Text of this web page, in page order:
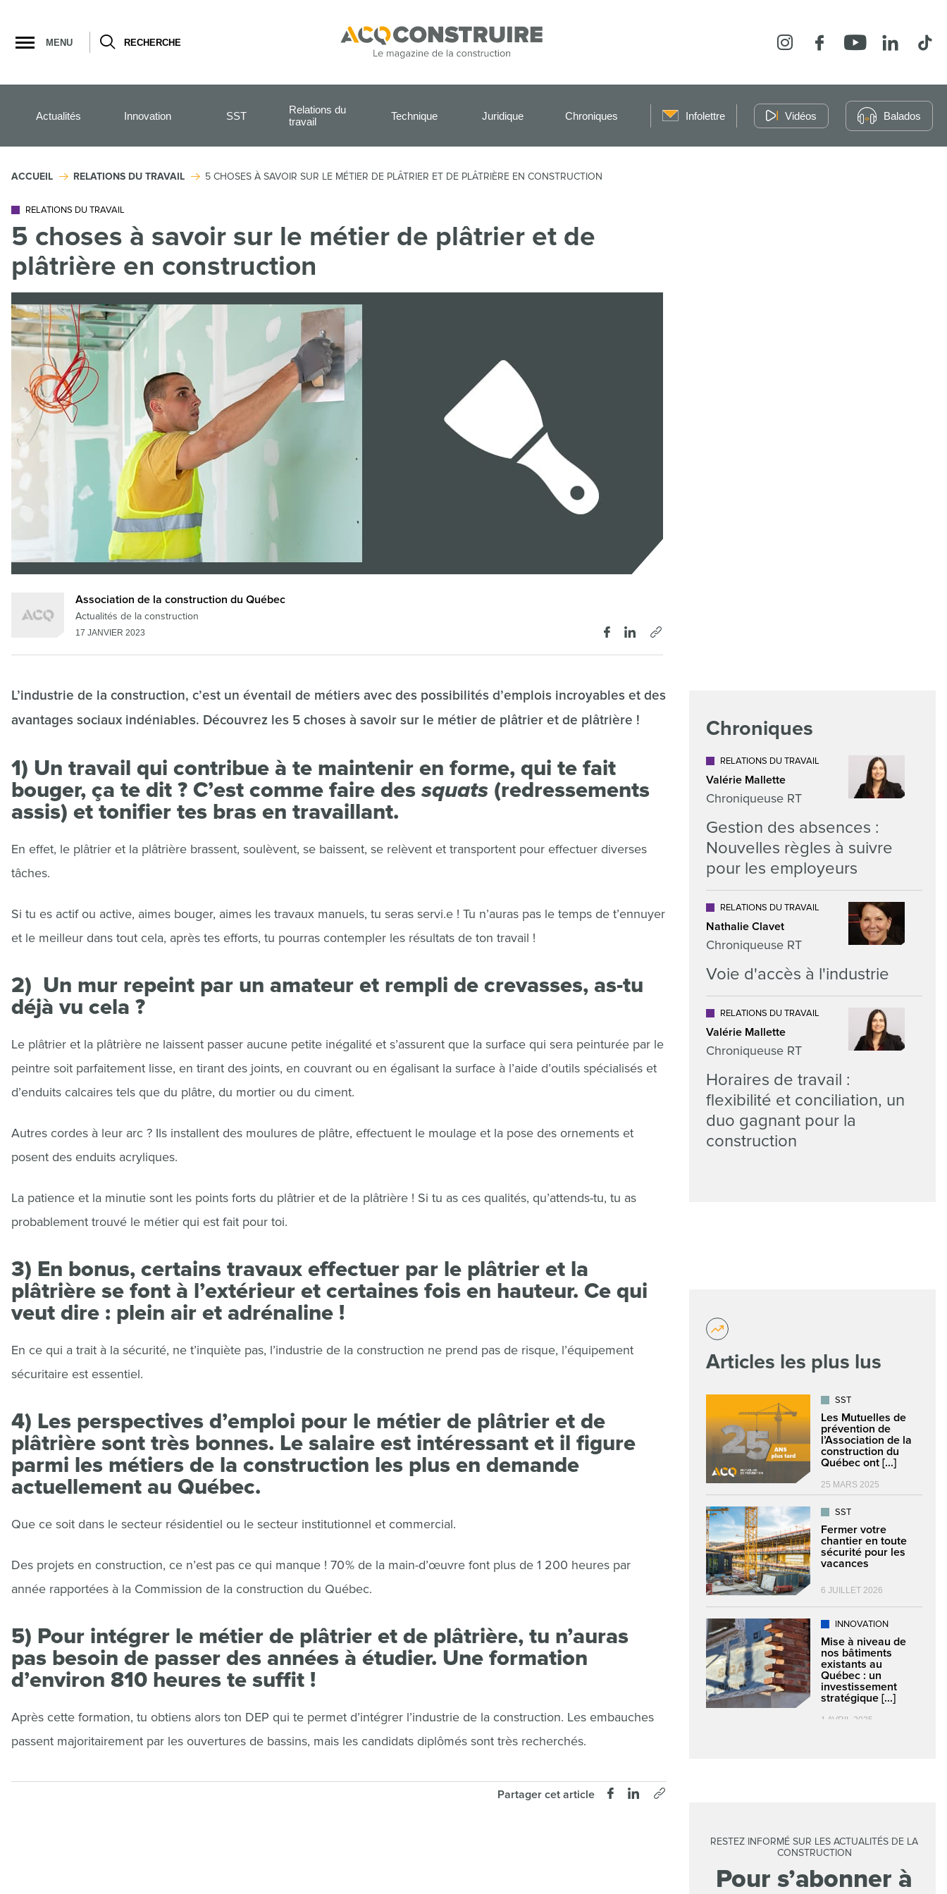
la
navigation
MENU RECHERCHE InstagramFacebookYouTubeLinkedIn
Actualités Innovation SST
Relations du
travail
Technique Juridique Chroniques Infolettre Vidéos Balados
ACCUEIL RELATIONS DU TRAVAIL 5 CHOSES À SAVOIR SUR LE MÉTIER DE PLÂTRIER ET DE PLÂTRIÈRE EN CONSTRUCTION
RELATIONS DU TRAVAIL
5 choses à savoir sur le métier de plâtrier et de
plâtrière en construction
Association de la construction du Québec
Actualités de la construction
17 JANVIER 2023
L’industrie de la construction, c’est un éventail de métiers avec des possibilités d’emplois incroyables et des
avantages sociaux indéniables. Découvrez les 5 choses à savoir sur le métier de plâtrier et de plâtrière !
1) Un travail qui contribue à te maintenir en forme, qui te fait
bouger, ça te dit ? C’est comme faire dessquats (redressements
assis) et tonifier tes bras en travaillant.
En effet, le plâtrier et la plâtrière brassent, soulèvent, se baissent, se relèvent et transportent pour effectuer diverses
tâches.
Si tu es actif ou active, aimes bouger, aimes les travaux manuels, tu seras servi.e ! Tu n’auras pas le temps de t’ennuyer
et le meilleur dans tout cela, après tes efforts, tu pourras contempler les résultats de ton travail !
2) Un mur repeint par un amateur et rempli de crevasses, as-tu
déjà vu cela ?
Le plâtrier et la plâtrière ne laissent passer aucune petite inégalité et s’assurent que la surface qui sera peinturée par le
peintre soit parfaitement lisse, en tirant des joints, en couvrant ou en égalisant la surface à l’aide d’outils spécialisés et
d’enduits calcaires tels que du plâtre, du mortier ou du ciment.
Autres cordes à leur arc ? Ils installent des moulures de plâtre, effectuent le moulage et la pose des ornements et
posent des enduits acryliques.
La patience et la minutie sont les points forts du plâtrier et de la plâtrière ! Si tu as ces qualités, qu’attends-tu, tu as
probablement trouvé le métier qui est fait pour toi.
3) En bonus, certains travaux effectuer par le plâtrier et la
plâtrière se font à l’extérieur et certaines fois en hauteur. Ce qui
veut dire : plein air et adrénaline !
En ce qui a trait à la sécurité, ne t’inquiète pas, l’industrie de la construction ne prend pas de risque, l’équipement
sécuritaire est essentiel.
4) Les perspectives d’emploi pour le métier de plâtrier et de
plâtrière sont très bonnes. Le salaire est intéressant et il figure
parmi les métiers de la construction les plus en demande
actuellement au Québec.
Que ce soit dans le secteur résidentiel ou le secteur institutionnel et commercial.
Des projets en construction, ce n’est pas ce qui manque ! 70 % de la main-d’œuvre font plus de 1 200 heures par
année rapportées à la Commission de la construction du Québec.
5) Pour intégrer le métier de plâtrier et de plâtrière, tu n’auras
pas besoin de passer des années à étudier. Une formation
d’environ 810 heures te suffit !
Après cette formation, tu obtiens alors ton DEP qui te permet d’intégrer l’industrie de la construction. Les embauches
passent majoritairement par les ouvertures de bassins, mais les candidats diplômés sont très recherchés.
Partager cet article
Chroniques
RELATIONS DU TRAVAIL
Valérie Mallette
Chroniqueuse RT
Gestion des absences :
Nouvelles règles à suivre
pour les employeurs
RELATIONS DU TRAVAIL
Nathalie Clavet
Chroniqueuse RT
Voie d'accès à l'industrie
RELATIONS DU TRAVAIL
Valérie Mallette
Chroniqueuse RT
Horaires de travail :
flexibilité et conciliation, un
duo gagnant pour la
construction
Articles les plus lus
SST
Les Mutuelles de
prévention de
l’Association de la
construction du
Québec ont [...]
25 MARS 2025
SST
Fermer votre
chantier en toute
sécurité pour les
vacances
6 JUILLET 2026
INNOVATION
Mise à niveau de
nos bâtiments
existants au
Québec : un
investissement
stratégique [...]
1 AVRIL 2025
RESTEZ INFORMÉ SUR LES ACTUALITÉS DE LA
CONSTRUCTION
Pour s’abonner à